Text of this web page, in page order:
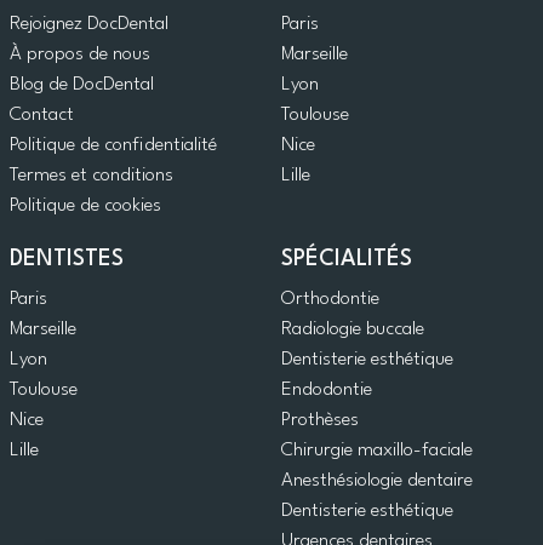
Rejoignez DocDental
À propos de nous
Blog de DocDental
Contact
Politique de confidentialité
Termes et conditions
Politique de cookies
Paris
Marseille
Lyon
Toulouse
Nice
Lille
DENTISTES
Paris
Marseille
Lyon
Toulouse
Nice
Lille
SPÉCIALITÉS
Orthodontie
Radiologie buccale
Dentisterie esthétique
Endodontie
Prothèses
Chirurgie maxillo-faciale
Anesthésiologie dentaire
Dentisterie esthétique